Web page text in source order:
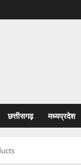
छत्तीसगढ़ मध्यप्रदेश